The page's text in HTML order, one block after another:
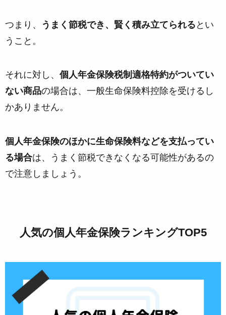
つまり、 うまく節税でき、賢く積み立てられる とい
うこと。
それに対し、 個人年金保険税制適格特約がついてい
ない商品の場合は、一般生命保険料控除を受けるし
かありません。
個人年金保険のほかに生命保険料などを支払ってい
る場合は、うまく節税できなくなる可能性があるの
で注意しましょう。
人気の個人年金保険ランキングTOP5